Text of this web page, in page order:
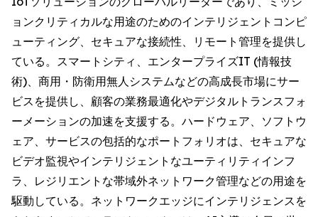
ョンクリティカルな用途のためのインテリジェントコンピ
ューティング、セキュアな接続性、リモート管理を提供し
ている。スマートシティ、エンタープライズIT (情報技
術)、商用・防衛用無人システムなどの高成長市場にサー
ビスを提供し、顧客の業務最適化やデジタルトランスフォ
ーメーションの加速を支援する。ハードウェア、ソフトウ
ェア、サービスの包括的なポートフォリオは、セキュアな
ビデオ監視やインテリジェントなユーティリティインフ
ラ、レジリエントな帯域外ネットワーク管理などの用途を
駆動している。ネットワークエッジにインテリジェンスを